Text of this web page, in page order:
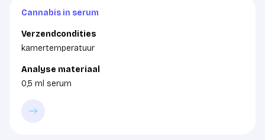
Cannabis in serum
Verzendcondities
kamertemperatuur
Analyse materiaal
0,5 ml serum